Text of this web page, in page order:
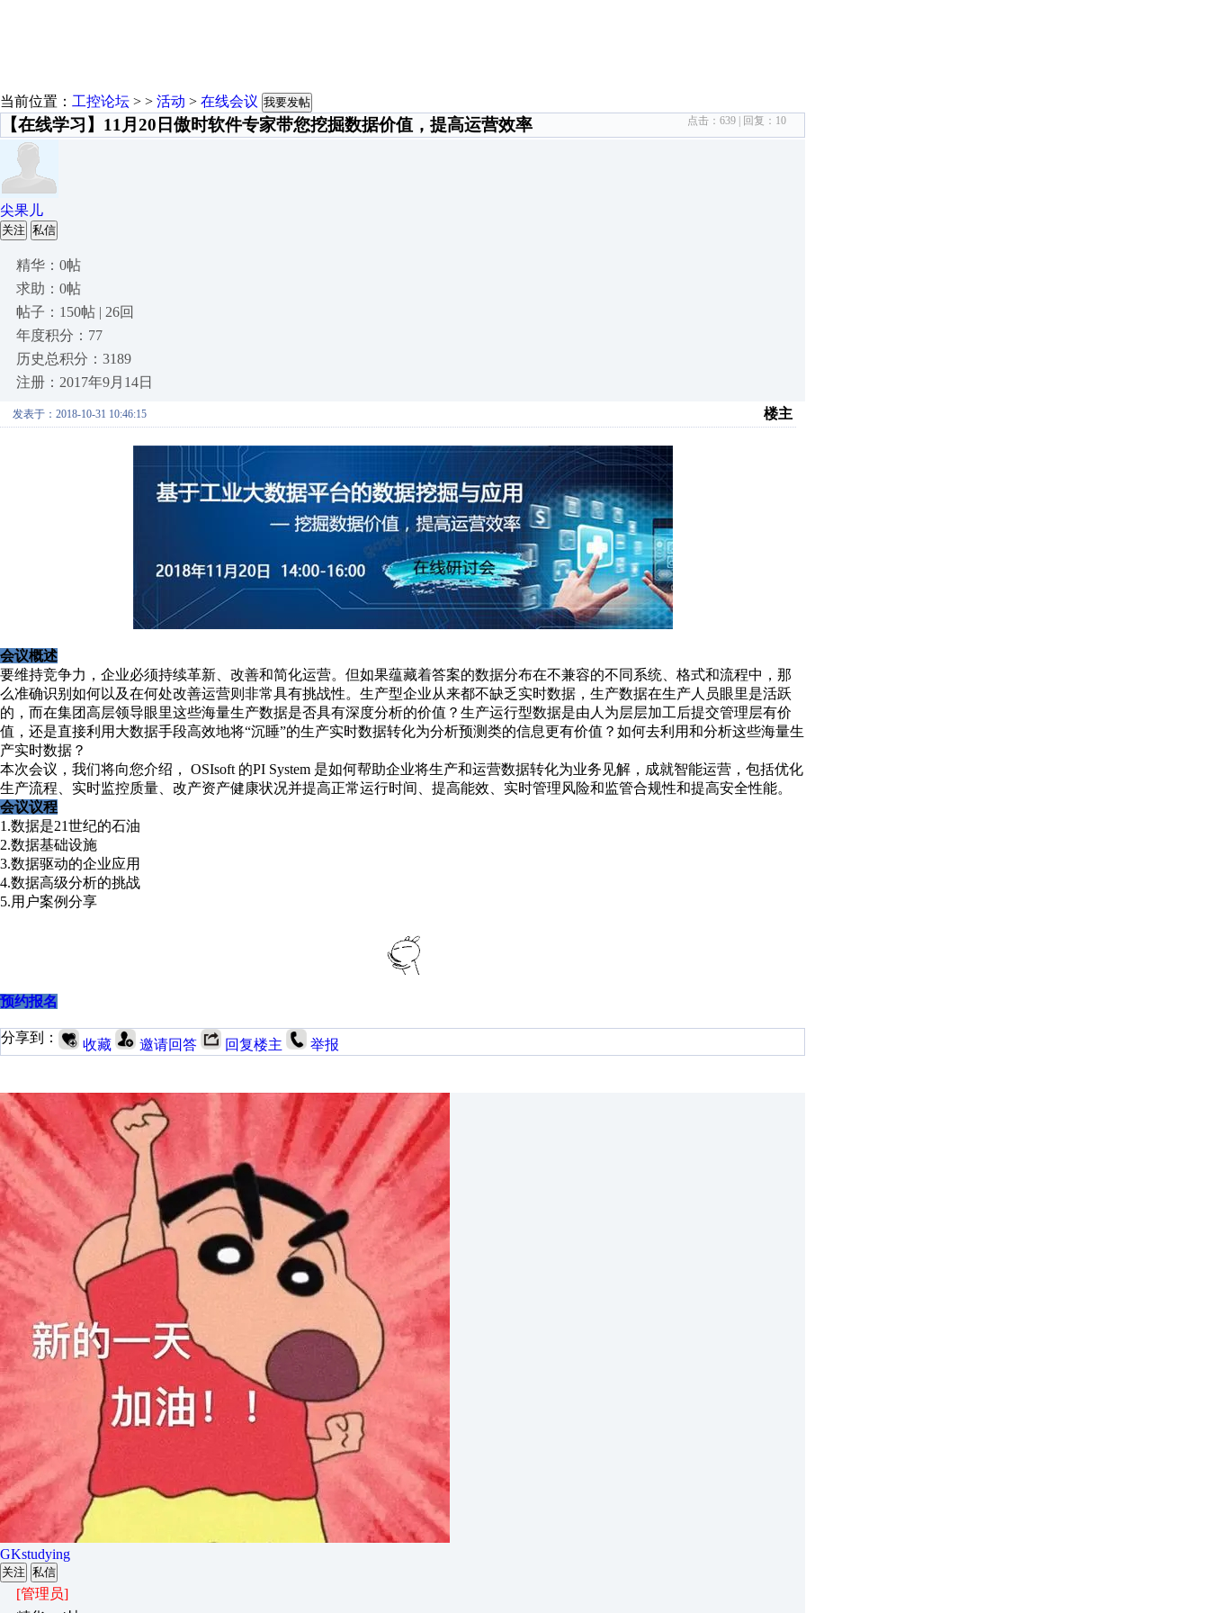
当前位置： 工控论坛 > > 活动 > 在线会议 我要发帖
【在线学习】11月20日傲时软件专家带您挖掘数据价值，提高运营效率 点击： 639 | 回复： 10
尖果儿
关注 私信
精华：0帖
求助：0帖
帖子：150帖 | 26回
年度积分：77
历史总积分：3189
注册：2017年9月14日
发表于：2018-10-31 10:46:15 楼主
会议概述
要维持竞争力，企业必须持续革新、改善和简化运营。但如果蕴藏着答案的数据分布在不兼容的不同系统、格式和流程中，那
么准确识别如何以及在何处改善运营则非常具有挑战性。生产型企业从来都不缺乏实时数据，生产数据在生产人员眼里是活跃
的，而在集团高层领导眼里这些海量生产数据是否具有深度分析的价值？生产运行型数据是由人为层层加工后提交管理层有价
值，还是直接利用大数据手段高效地将“沉睡”的生产实时数据转化为分析预测类的信息更有价值？如何去利用和分析这些海量生
产实时数据？
本次会议，我们将向您介绍， OSIsoft 的PI System 是如何帮助企业将生产和运营数据转化为业务见解，成就智能运营，包括优化
生产流程、实时监控质量、改产资产健康状况并提高正常运行时间、提高能效、实时管理风险和监管合规性和提高安全性能。
会议议程
1.数据是21世纪的石油
2.数据基础设施
3.数据驱动的企业应用
4.数据高级分析的挑战
5.用户案例分享
预约报名
分享到： 收藏 邀请回答 回复楼主 举报
GKstudying
关注 私信
[管理员]